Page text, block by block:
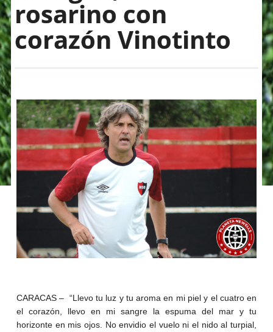
rosarino con
corazón Vinotinto
CARACAS – “Llevo tu luz y tu aroma en mi piel y el cuatro en
el corazón, llevo en mi sangre la espuma del mar y tu
horizonte en mis ojos. No envidio el vuelo ni el nido al turpial,